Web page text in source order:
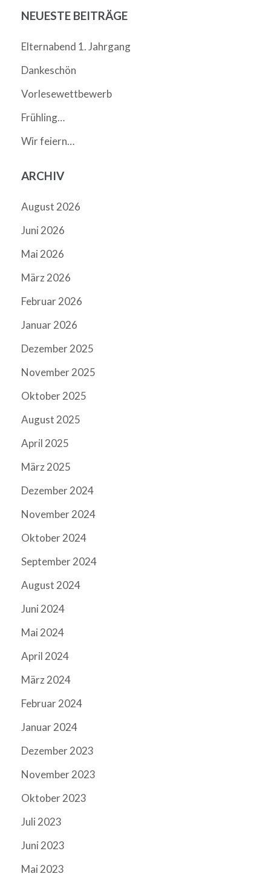
NEUESTE BEITRÄGE
Elternabend 1. Jahrgang
Dankeschön
Vorlesewettbewerb
Frühling…
Wir feiern…
ARCHIV
August 2026
Juni 2026
Mai 2026
März 2026
Februar 2026
Januar 2026
Dezember 2025
November 2025
Oktober 2025
August 2025
April 2025
März 2025
Dezember 2024
November 2024
Oktober 2024
September 2024
August 2024
Juni 2024
Mai 2024
April 2024
März 2024
Februar 2024
Januar 2024
Dezember 2023
November 2023
Oktober 2023
Juli 2023
Juni 2023
Mai 2023